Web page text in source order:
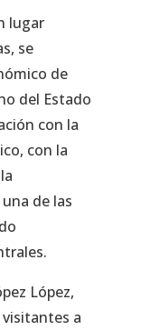
lugar
se
de
del Estado
con la
con la
de las
López,
a